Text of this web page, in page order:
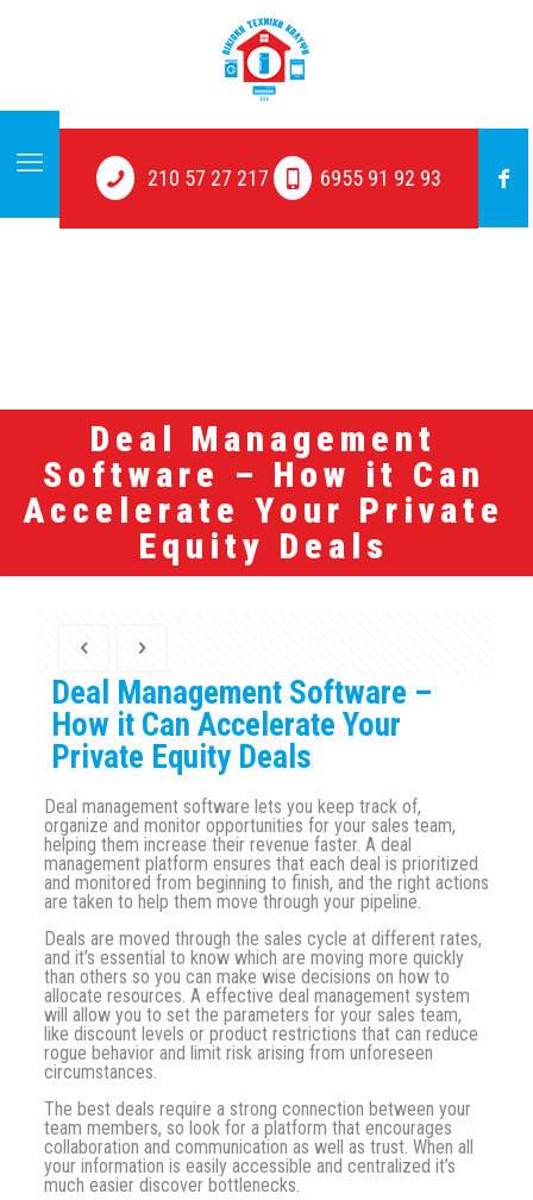
210 57 27 217 6955 91 92 93
Deal Management
Software – How it Can
Accelerate Your Private
Equity Deals
Deal Management Software –
How it Can Accelerate Your
Private Equity Deals
Deal management software lets you keep track of,
organize and monitor opportunities for your sales team,
helping them increase their revenue faster. A deal
management platform ensures that each deal is prioritized
and monitored from beginning to finish, and the right actions
are taken to help them move through your pipeline.
Deals are moved through the sales cycle at different rates,
and it’s essential to know which are moving more quickly
than others so you can make wise decisions on how to
allocate resources. A effective deal management system
will allow you to set the parameters for your sales team,
like discount levels or product restrictions that can reduce
rogue behavior and limit risk arising from unforeseen
circumstances.
The best deals require a strong connection between your
team members, so look for a platform that encourages
collaboration and communication as well as trust. When all
your information is easily accessible and centralized it’s
much easier discover bottlenecks.